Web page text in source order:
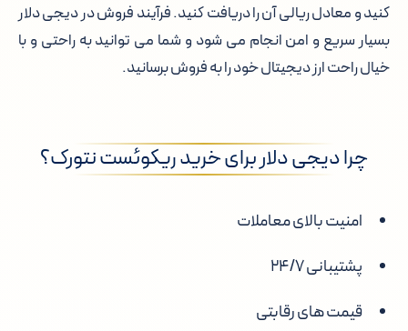
کنید و معادل ریالی آن را دریافت کنید. فرآیند فروش در دیجی دلار
بسیار سریع و امن انجام می شود و شما می توانید به راحتی و با
خیال راحت ارز دیجیتال خود را به فروش برسانید.
چرا دیجی دلار برای خرید ریکوئست نتورک؟
امنیت بالای معاملات
پشتیبانی ۲۴/۷
قیمت های رقابتی